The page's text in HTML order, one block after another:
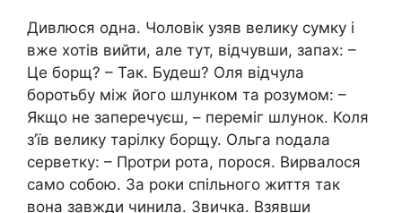
Дивлюся одна. Чоловік узяв велику сумку і
вже хотів вийти, але тут, відчувши, запах: –
Це борщ? – Так. Будеш? Оля відчула
боротьбу між його шлунком та розумом: –
Якщо не заперечуєш, – переміг шлунок. Коля
з’їв велику тарілку борщу. Ольга nодала
серветку: – Протри рота, порося. Вирвалося
само собою. За роки спільного життя так
вона завжди чинила. Звичка. Взявши